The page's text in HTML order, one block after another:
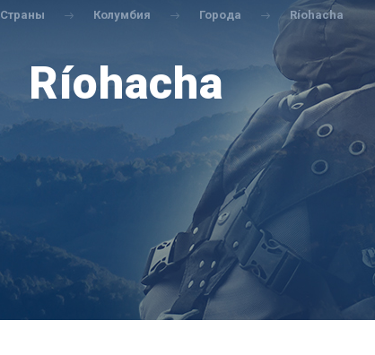
Страны Колумбия Города Ríohacha
Ríohacha